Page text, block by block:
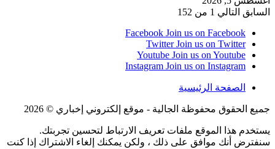
السابق التالي 1 من 152
Facebook Join us on Facebook
Twitter Join us on Twitter
Youtube Join us on Youtube
Instagram Join us on Instagram
الصفحة الرئيسية
جميع الحقوق محفوظة الجالية - موقع إلكتروني إخباري © 2026
يستخدم هذا الموقع ملفات تعريف الارتباط لتحسين تجربتك.
سنفترض أنك موافق على ذلك ، ولكن يمكنك إلغاء الاشتراك إذا كنت